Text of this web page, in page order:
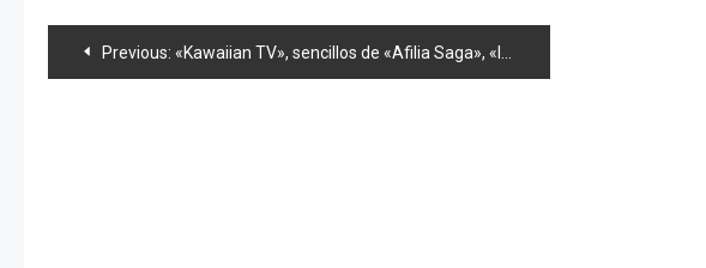
Navegación
Previous: «Kawaiian TV», sencillos de «Afilia Saga», «Idol College» y «Prism Box»